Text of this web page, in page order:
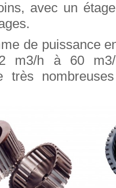
avec un
de puissance
m3/h à 60
très